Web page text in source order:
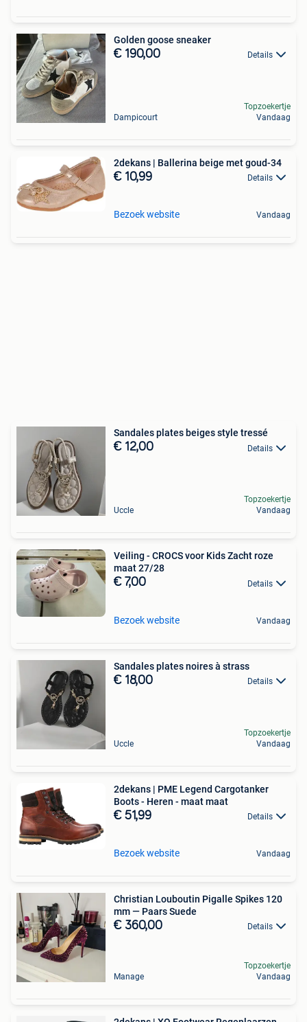
Golden goose sneaker
€ 190,00 Details
Dampicourt
Topzoekertje
Vandaag
2dekans | Ballerina beige met goud-34
€ 10,99 Details
Bezoek website Vandaag
Sandales plates beiges style tressé
€ 12,00 Details
Uccle
Topzoekertje
Vandaag
Veiling - CROCS voor Kids Zacht roze
maat 27/28
€ 7,00 Details
Bezoek website Vandaag
Sandales plates noires à strass
€ 18,00 Details
Uccle
Topzoekertje
Vandaag
2dekans | PME Legend Cargotanker
Boots - Heren - maat maat
€ 51,99 Details
Bezoek website Vandaag
Christian Louboutin Pigalle Spikes 120
mm — Paars Suede
€ 360,00 Details
Manage
Topzoekertje
Vandaag